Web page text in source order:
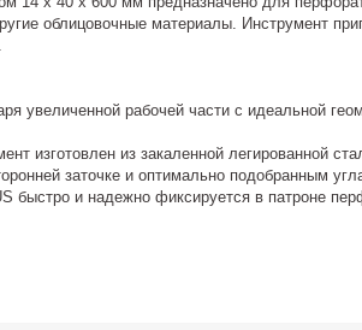
облицовочные материалы. Инструмент
увеличенной рабочей части с идеальной
изготовлен из закаленной легированной
заточке и оптимально подобранным
быстро и надежно фиксируется в патроне